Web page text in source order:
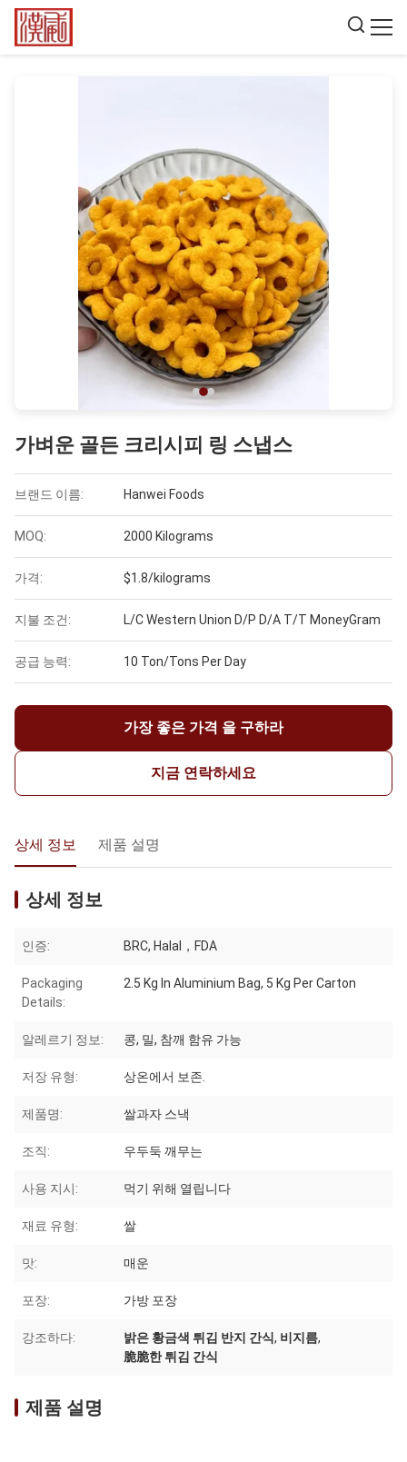
가벼운 골든 크리시피 링 스냅스
브랜드 이름: Hanwei Foods
MOQ: 2000 Kilograms
가격: $1.8/kilograms
지불 조건: L/C Western Union D/P D/A T/T MoneyGram
공급 능력: 10 Ton/Tons Per Day
가장 좋은 가격 을 구하라
지금 연락하세요
상세 정보 제품 설명
상세 정보
인증: BRC, Halal，FDA
Packaging
Details:
2.5 Kg In Aluminium Bag, 5 Kg Per Carton
알레르기 정보: 콩, 밀, 참깨 함유 가능
저장 유형: 상온에서 보존.
제품명: 쌀과자 스낵
조직: 우두둑 깨무는
사용 지시: 먹기 위해 열립니다
재료 유형: 쌀
맛: 매운
포장: 가방 포장
강조하다: 밝은 황금색 튀김 반지 간식, 비지름,
脆脆한 튀김 간식
제품 설명